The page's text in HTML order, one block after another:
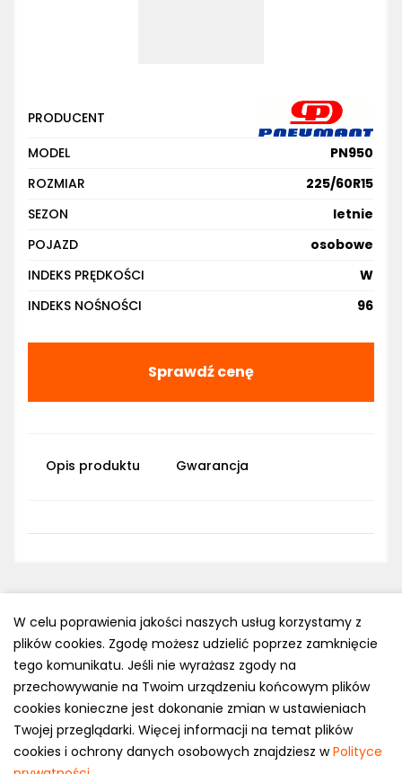
PRODUCENT
MODEL
PN950
ROZMIAR
225/60R15
SEZON
letnie
POJAZD
osobowe
INDEKS PRĘDKOŚCI
W
INDEKS NOŚNOŚCI
96
Sprawdź cenę
Opis produktu Gwarancja
Polityka prywatności
e-mail: kontakt@opony.com.pl
Copyright © 2000-2023 Opony.com.pl
W celu poprawienia jakości naszych usług korzystamy z
plików cookies. Zgodę możesz udzielić poprzez zamknięcie
tego komunikatu. Jeśli nie wyrażasz zgody na
przechowywanie na Twoim urządzeniu końcowym plików
cookies konieczne jest dokonanie zmian w ustawieniach
Twojej przeglądarki. Więcej informacji na temat plików
cookies i ochrony danych osobowych znajdziesz wPolityce